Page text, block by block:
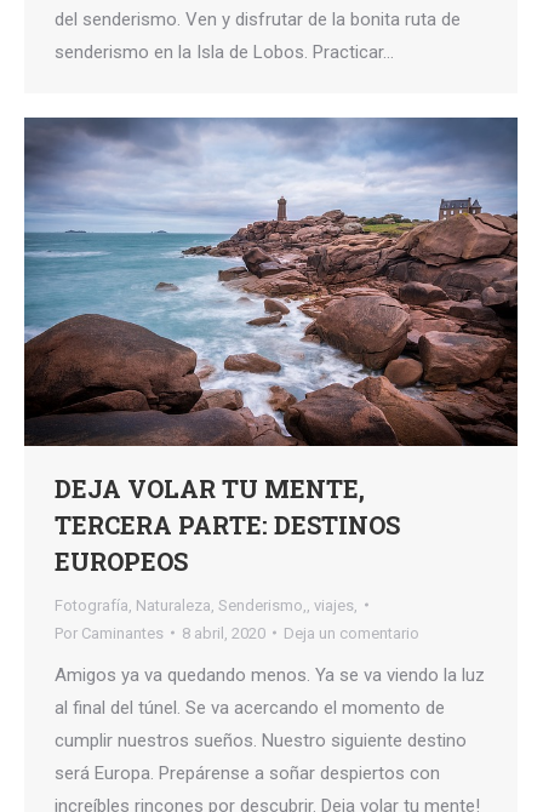
del senderismo. Ven y disfrutar de la bonita ruta de
senderismo en la Isla de Lobos. Practicar…
DEJA VOLAR TU MENTE,
TERCERA PARTE: DESTINOS
EUROPEOS
Fotografía Naturaleza Senderismo,
viajes,
Por Caminantes 8 abril, 2020 Deja un comentario
Amigos ya va quedando menos. Ya se va viendo la luz
al final del túnel. Se va acercando el momento de
cumplir nuestros sueños. Nuestro siguiente destino
será Europa. Prepárense a soñar despiertos con
increíbles rincones por descubrir. Deja volar tu mente!